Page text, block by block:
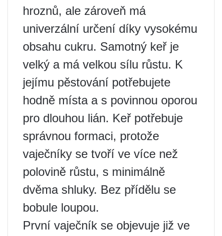
hroznů, ale zároveň má
univerzální určení díky vysokému
obsahu cukru. Samotný keř je
velký a má velkou sílu růstu. K
jejímu pěstování potřebujete
hodně místa a s povinnou oporou
pro dlouhou lián. Keř potřebuje
správnou formaci, protože
vaječníky se tvoří ve více než
polovině růstu, s minimálně
dvěma shluky. Bez přídělu se
bobule loupou.
První vaječník se objevuje již ve